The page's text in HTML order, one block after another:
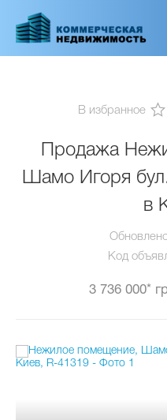
основному
В избранное
Продажа
Шамо Игоря
в
Код
3 736 000*